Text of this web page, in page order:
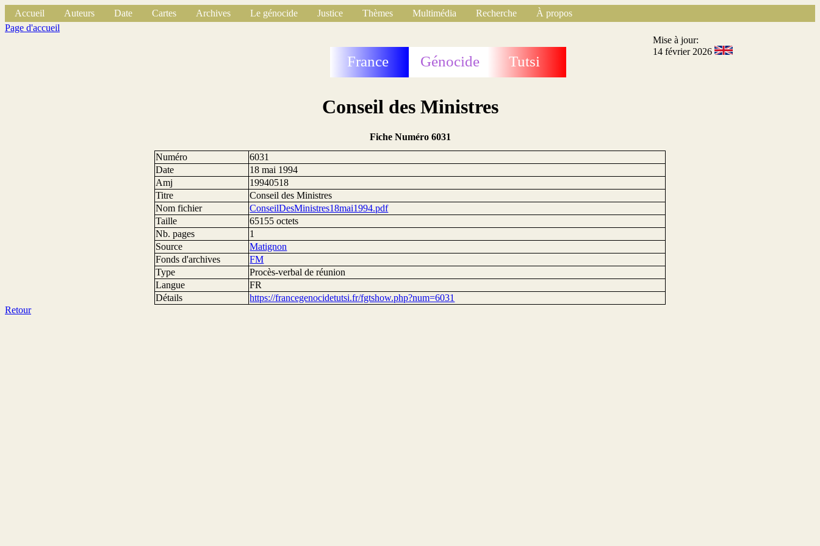
Accueil Auteurs Date Cartes Archives Le génocide Justice Thèmes Multimédia Recherche
À propos
Page d'accueil
France Génocide Tutsi
Mise à jour:
14 février 2026
Conseil des Ministres
Fiche Numéro 6031
Numéro
6031
Date
18 mai 1994
Amj
19940518
Titre
Conseil des Ministres
Nom fichier
ConseilDesMinistres18mai1994.pdf
Taille
65155 octets
Nb. pages
1
Source
Matignon
Fonds d'archives
FM
Type
Procès-verbal de réunion
Langue
FR
Détails
https://francegenocidetutsi.fr/fgtshow.php?num=6031
Retour